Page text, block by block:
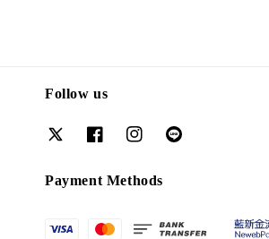
Follow us
Payment Methods